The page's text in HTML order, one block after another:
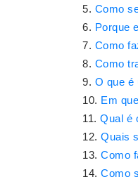
Como
Porque
Como
Como
O que é
Em
Qual é
Quais
Como
Como